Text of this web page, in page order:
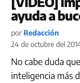
ayuda a
por Redacción
24 de octubre del
No cabe duda
inteligencia más